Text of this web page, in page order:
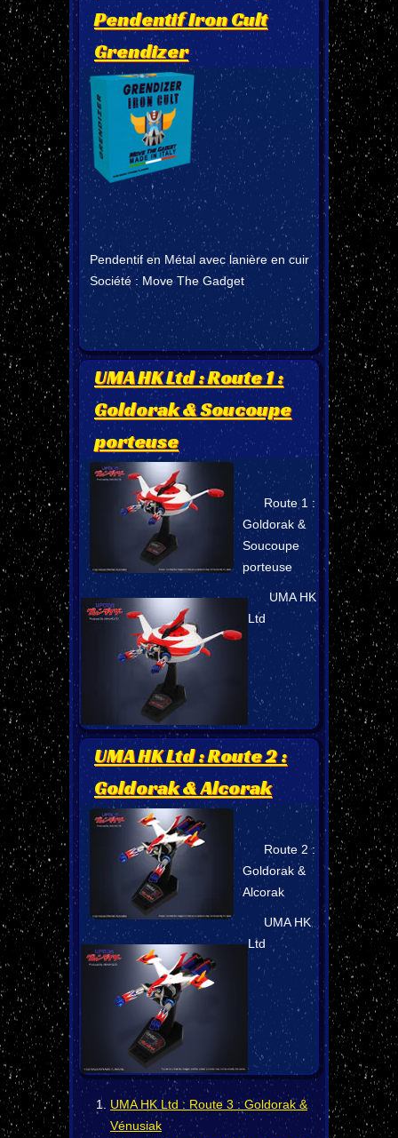
Pendentif Iron Cult
Grendizer
Pendentif en Métal avec lanière en cuir
Société : Move The Gadget
UMA HK Ltd : Route 1 :
Goldorak & Soucoupe
porteuse
Route 1 :
Goldorak &
Soucoupe
porteuse
UMA HK
Ltd
UMA HK Ltd : Route 2 :
Goldorak & Alcorak
Route 2 :
Goldorak &
Alcorak
UMA HK
Ltd
UMA HK Ltd : Route 3 : Goldorak &
Vénusiak